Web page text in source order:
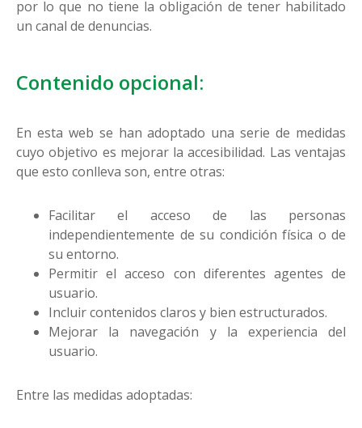
por lo que no tiene la obligación de tener habilitado
un canal de denuncias.
Contenido opcional:
En esta web se han adoptado una serie de medidas
cuyo objetivo es mejorar la accesibilidad. Las ventajas
que esto conlleva son, entre otras:
Facilitar el acceso de las personas
independientemente de su condición física o de
su entorno.
Permitir el acceso con diferentes agentes de
usuario.
Incluir contenidos claros y bien estructurados.
Mejorar la navegación y la experiencia del
usuario.
Entre las medidas adoptadas: